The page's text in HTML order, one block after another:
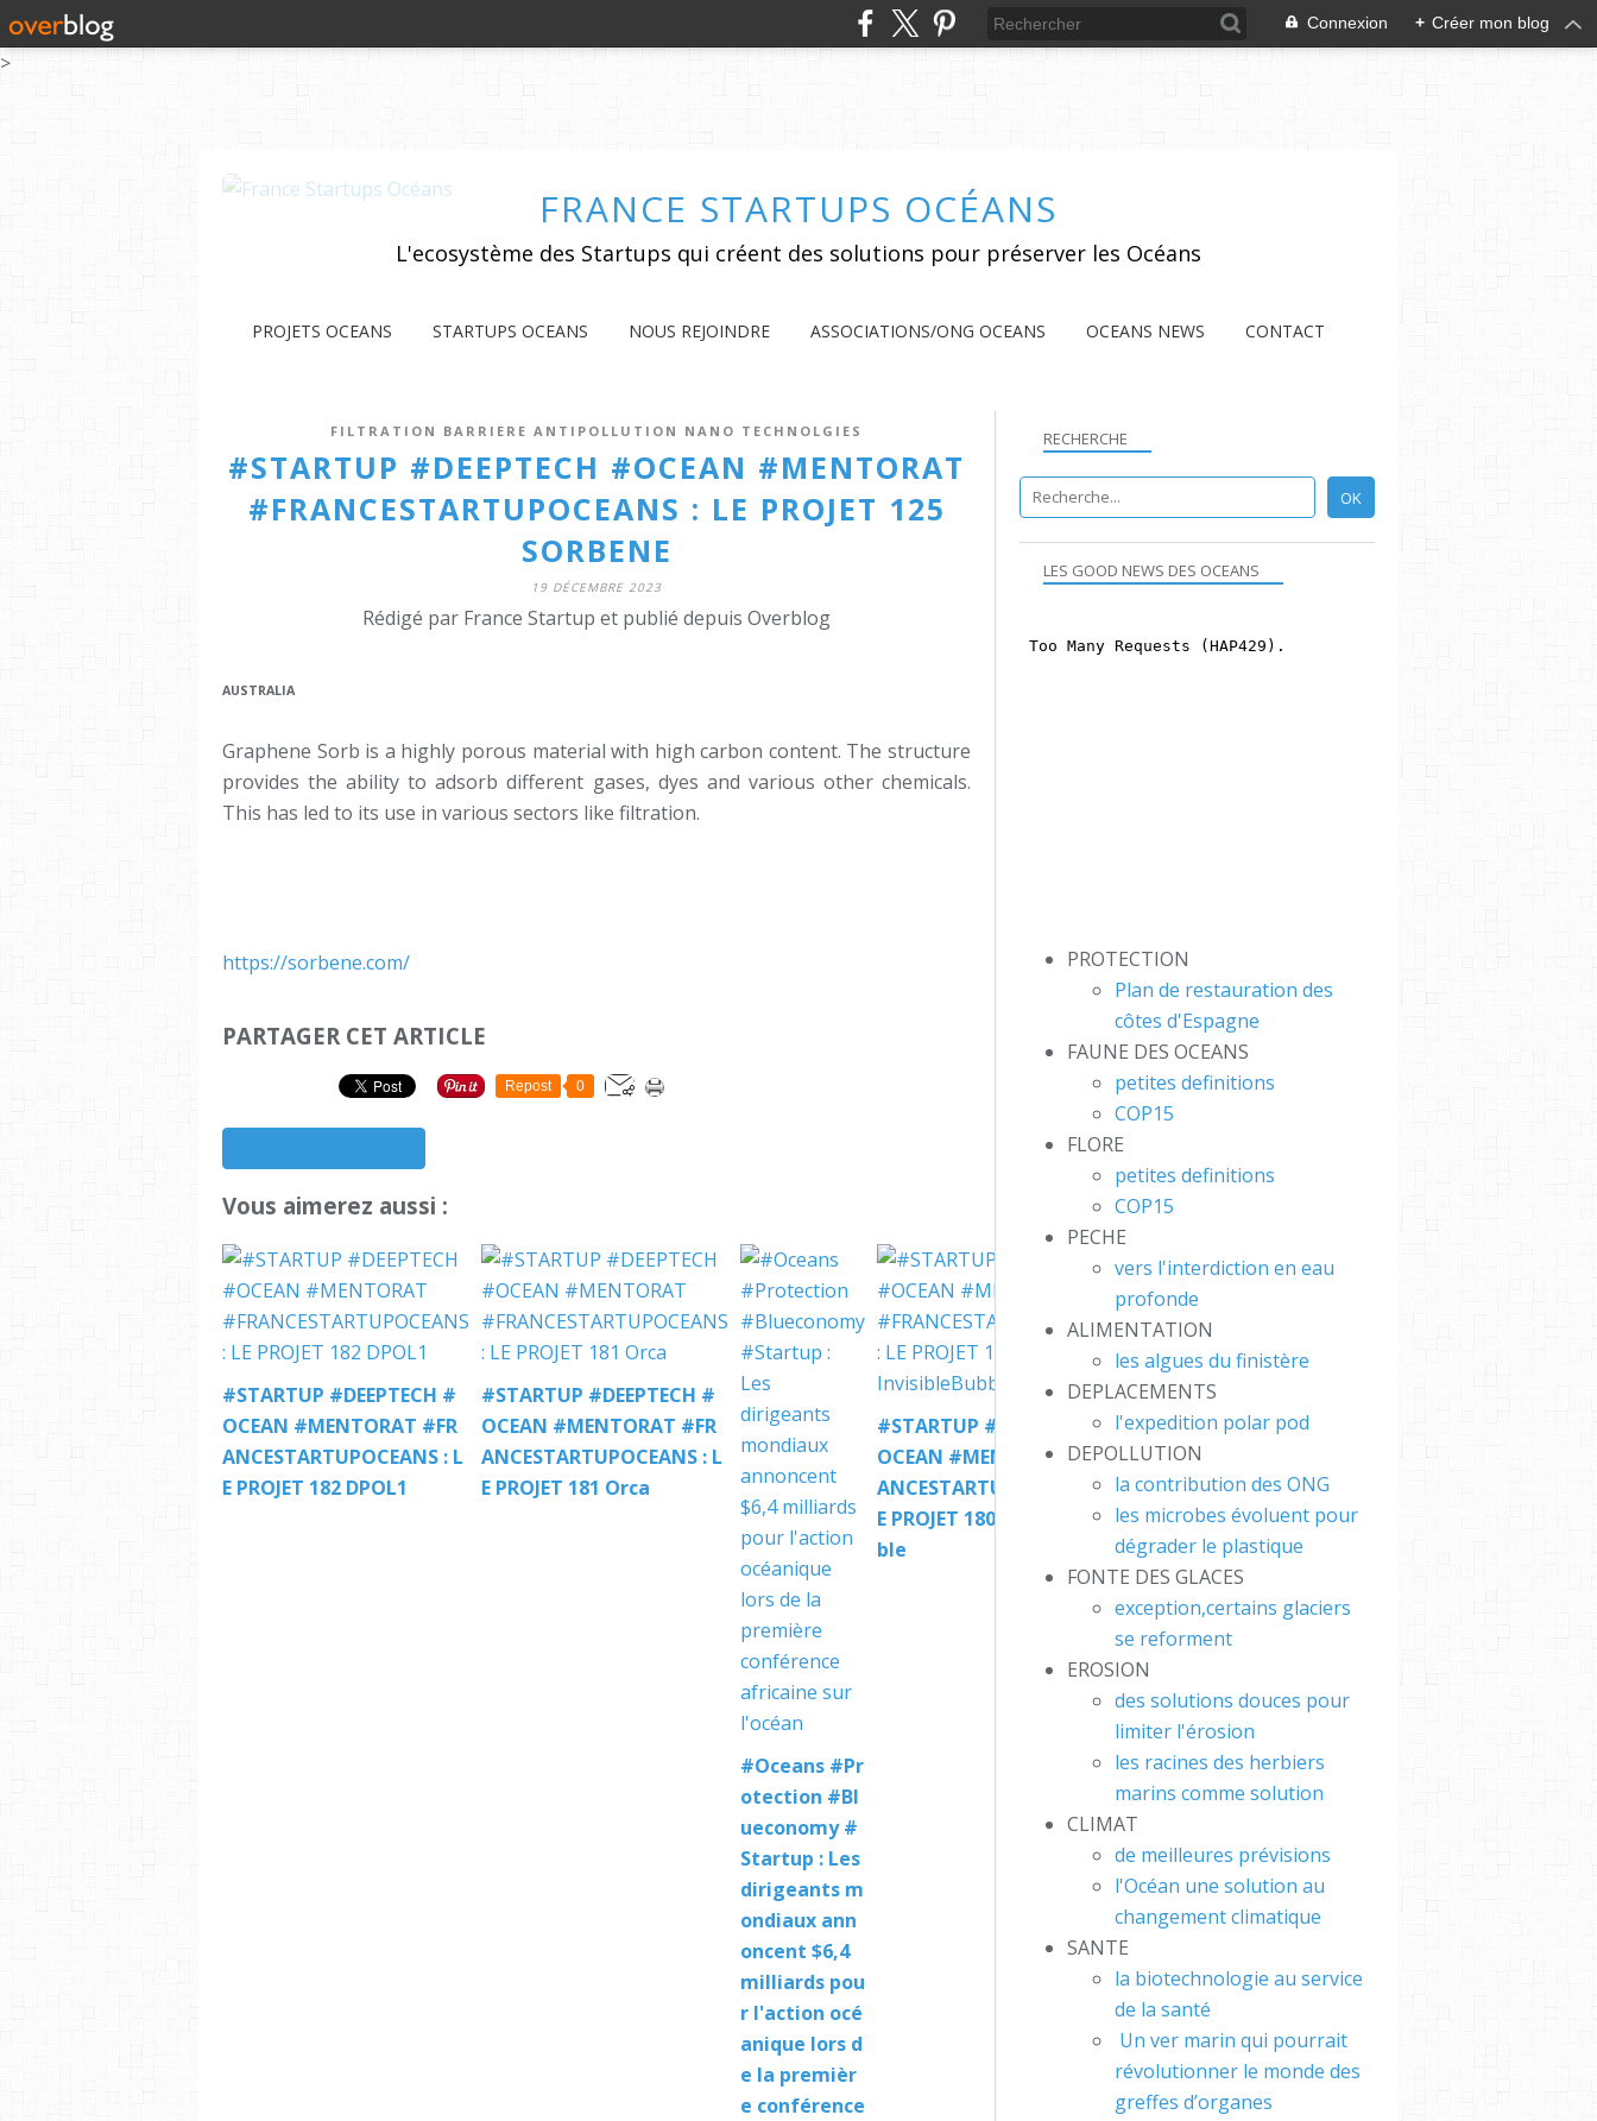
>
Connexion + Créer mon blog
FRANCE STARTUPS OCÉANS
L'ecosystème des Startups qui créent des solutions pour préserver les Océans
PROJETS OCEANS STARTUPS OCEANS NOUS REJOINDRE ASSOCIATIONS/ONG OCEANS OCEANS NEWS CONTACT
FILTRATION BARRIERE ANTIPOLLUTION NANO TECHNOLGIES
#STARTUP #DEEPTECH #OCEAN #MENTORAT
#FRANCESTARTUPOCEANS : LE PROJET 125
SORBENE
19 DÉCEMBRE 2023
Rédigé par France Startup et publié depuis Overblog
AUSTRALIA
Graphene Sorb is a highly porous material with high carbon content. The structure
provides the ability to adsorb different gases, dyes and various other chemicals.
This has led to its use in various sectors like filtration.
https://sorbene.com/
PARTAGER CET ARTICLE
Repost 0
Vous aimerez aussi :
#STARTUP #DEEPTECH #
OCEAN #MENTORAT #FR
ANCESTARTUPOCEANS : L
E PROJET 182 DPOL1
#STARTUP #DEEPTECH #
OCEAN #MENTORAT #FR
ANCESTARTUPOCEANS : L
E PROJET 181 Orca
#Oceans #Pr
otection #Bl
ueconomy #
Startup : Les
dirigeants m
ondiaux ann
oncent $6,4
milliards pou
r l'action océ
anique lors d
e la premièr
e conférence
#STARTUP #DEEPTECH #
OCEAN #MENTORAT #FR
ANCESTARTUPOCEANS : L
E PROJET 180 InvisibleBub
ble
RECHERCHE
LES GOOD NEWS DES OCEANS
PROTECTION
Plan de restauration des
côtes d'Espagne
FAUNE DES OCEANS
petites definitions
COP15
FLORE
petites definitions
COP15
PECHE
vers l'interdiction en eau
profonde
ALIMENTATION
les algues du finistère
DEPLACEMENTS
l'expedition polar pod
DEPOLLUTION
la contribution des ONG
les microbes évoluent pour
dégrader le plastique
FONTE DES GLACES
exception,certains glaciers
se reforment
EROSION
des solutions douces pour
limiter l'érosion
les racines des herbiers
marins comme solution
CLIMAT
de meilleures prévisions
l'Océan une solution au
changement climatique
SANTE
la biotechnologie au service
de la santé
Un ver marin qui pourrait
révolutionner le monde des
greffes d’organes